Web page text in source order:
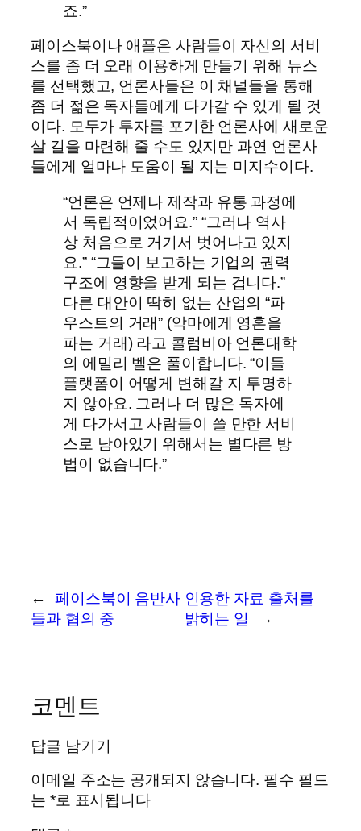
죠.”
페이스북이나 애플은 사람들이 자신의 서비
스를 좀 더 오래 이용하게 만들기 위해 뉴스
를 선택했고, 언론사들은 이 채널들을 통해
좀 더 젊은 독자들에게 다가갈 수 있게 될 것
이다. 모두가 투자를 포기한 언론사에 새로운
살 길을 마련해 줄 수도 있지만 과연 언론사
들에게 얼마나 도움이 될 지는 미지수이다.
“언론은 언제나 제작과 유통 과정에
서 독립적이었어요.” “그러나 역사
상 처음으로 거기서 벗어나고 있지
요.” “그들이 보고하는 기업의 권력
구조에 영향을 받게 되는 겁니다.”
다른 대안이 딱히 없는 산업의 “파
우스트의 거래” (악마에게 영혼을
파는 거래) 라고 콜럼비아 언론대학
의 에밀리 벨은 풀이합니다. “이들
플랫폼이 어떻게 변해갈 지 투명하
지 않아요. 그러나 더 많은 독자에
게 다가서고 사람들이 쓸 만한 서비
스로 남아있기 위해서는 별다른 방
법이 없습니다.”
←
페이스북이 음반사
들과 협의 중
인용한 자료 출처를
밝히는 일
→
코멘트
답글 남기기
이메일 주소는 공개되지 않습니다. 필수 필드
는 *로 표시됩니다